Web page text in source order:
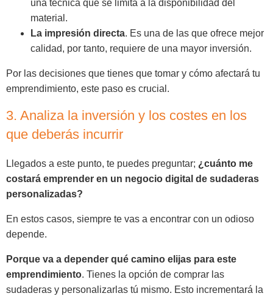
una técnica que se limita a la disponibilidad del
material.
La impresión directa. Es una de las que ofrece mejor
calidad, por tanto, requiere de una mayor inversión.
Por las decisiones que tienes que tomar y cómo afectará tu
emprendimiento, este paso es crucial.
3. Analiza la inversión y los costes en los
que deberás incurrir
Llegados a este punto, te puedes preguntar; ¿cuánto me
costará emprender en un negocio digital de sudaderas
personalizadas?
En estos casos, siempre te vas a encontrar con un odioso
depende.
Porque va a depender qué camino elijas para este
emprendimiento. Tienes la opción de comprar las
sudaderas y personalizarlas tú mismo. Esto incrementará la